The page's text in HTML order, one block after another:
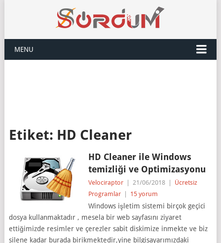
MENU
Etiket: HD Cleaner
HD Cleaner ile Windows
temizliği ve Optimizasyonu
Velociraptor 21/06/2018
Ücretsiz
Programlar
15 yorum
Windows işletim sistemi birçok geçici
dosya kullanmaktadır , mesela bir web sayfasını ziyaret
ettiğimizde resimler ve çerezler sabit diskimize inmekte ve biz
silene kadar burada birikmektedir,yine bilgisayarımızdaki